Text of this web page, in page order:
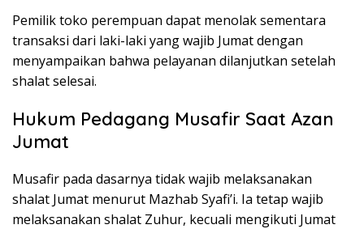
Pemilik toko perempuan dapat menolak sementara
transaksi dari laki-laki yang wajib Jumat dengan
menyampaikan bahwa pelayanan dilanjutkan setelah
shalat selesai.
Hukum Pedagang Musafir Saat Azan
Jumat
Musafir pada dasarnya tidak wajib melaksanakan
shalat Jumat menurut Mazhab Syafi’i. Ia tetap wajib
melaksanakan shalat Zuhur, kecuali mengikuti Jumat